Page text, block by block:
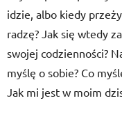
idzie, albo kiedy
radzę? Jak się wtedy
swojej codzienności?
myślę o sobie? Co
Jak mi jest w moim